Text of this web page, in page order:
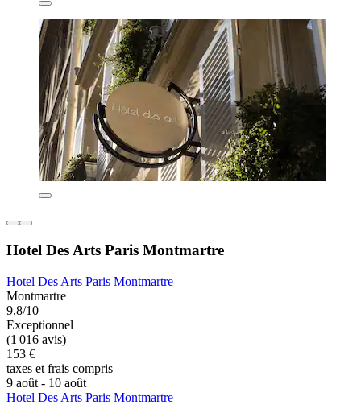
Hotel Des Arts Paris Montmartre
Hotel Des Arts Paris Montmartre
Montmartre
9,8/10
Exceptionnel
(1 016 avis)
153 €
taxes et frais compris
9 août - 10 août
Hotel Des Arts Paris Montmartre